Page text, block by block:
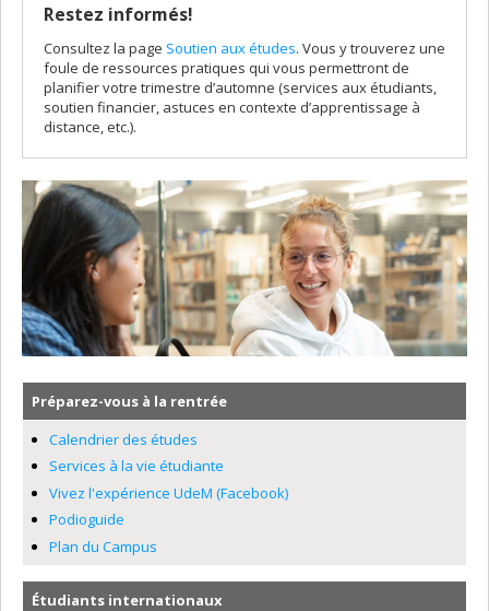
Restez informés!
Consultez la page Soutien aux études. Vous y trouverez une
foule de ressources pratiques qui vous permettront de
planifier votre trimestre d’automne (services aux étudiants,
soutien financier, astuces en contexte d’apprentissage à
distance, etc.).
Préparez-vous à la rentrée
Calendrier des études
Services à la vie étudiante
Vivez l'expérience UdeM (Facebook)
Podioguide
Plan du Campus
Étudiants internationaux